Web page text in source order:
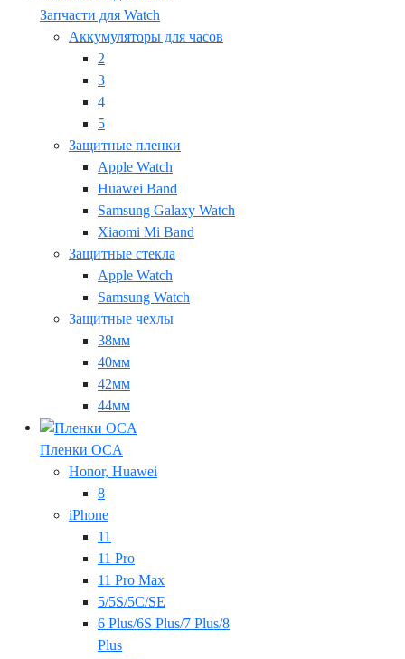
Запчасти для Watch
Аккумуляторы для часов
2
3
4
5
Защитные пленки
Apple Watch
Huawei Band
Samsung Galaxy Watch
Xiaomi Mi Band
Защитные стекла
Apple Watch
Samsung Watch
Защитные чехлы
38мм
40мм
42мм
44мм
Пленки OCA
Honor, Huawei
8
iPhone
11
11 Pro
11 Pro Max
5/5S/5C/SE
6 Plus/6S Plus/7 Plus/8
Plus